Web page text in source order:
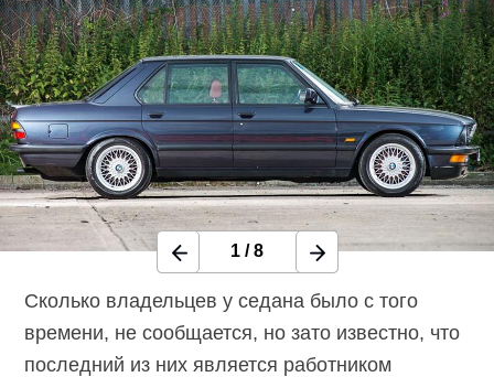
1 /8
Сколько владельцев у седана было с того
времени, не сообщается, но зато известно, что
последний из них является работником